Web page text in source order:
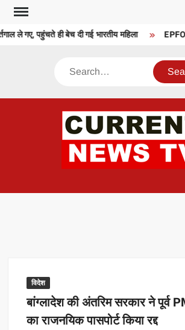
Skip
content
ले गए, पहुंचते ही बेच दी गई भारतीय महिला
Search
विदेश
बांग्लादेश की अंतरिम सरकार ने पूर्व
का राजनयिक पासपोर्ट किया रद्द